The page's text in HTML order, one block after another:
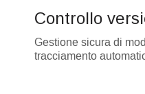
Controllo
Gestione sicura di
tracciamento